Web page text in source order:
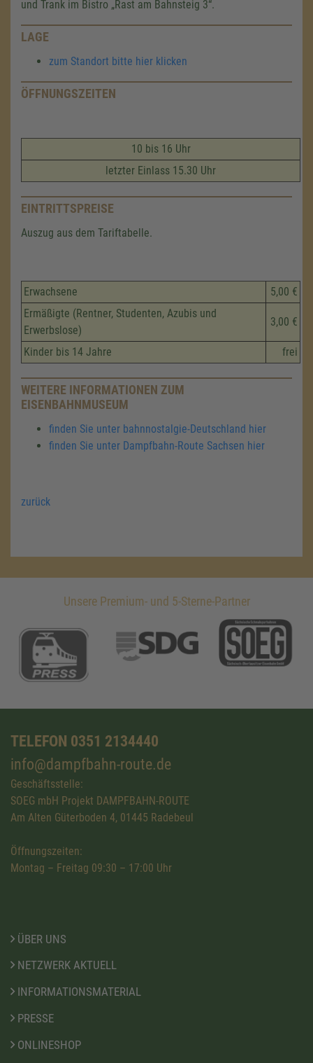
und Trank im Bistro Rast am Bahnsteig 3 .
LAGE
zum Standort bitte hier klicken
ÖFFNUNGSZEITEN
10 bis 16 Uhr
letzter Einlass 15.30 Uhr
EINTRITTSPREISE
Auszug aus dem Tariftabelle.
Erwachsene
5,00 €
Ermäßigte (Rentner, Studenten, Azubis und
Erwerbslose)
3,00 €
Kinder bis 14 Jahre frei
WEITERE INFORMATIONEN ZUM
EISENBAHNMUSEUM
finden Sie unter bahnnostalgie-Deutschland hier
finden Sie unter Dampfbahn-Route Sachsen hier
zurück
Unsere Premium- und 5-Sterne-Partner
TELEFON 0351 2134440
info@dampfbahn-route.de
Geschäftsstelle:
SOEG mbH Projekt DAMPFBAHN-ROUTE
Am Alten Güterboden 4, 01445 Radebeul
Öffnungszeiten:
Montag – Freitag 09:30 – 17:00 Uhr
ÜBER UNS
NETZWERK AKTUELL
INFORMATIONSMATERIAL
PRESSE
ONLINESHOP